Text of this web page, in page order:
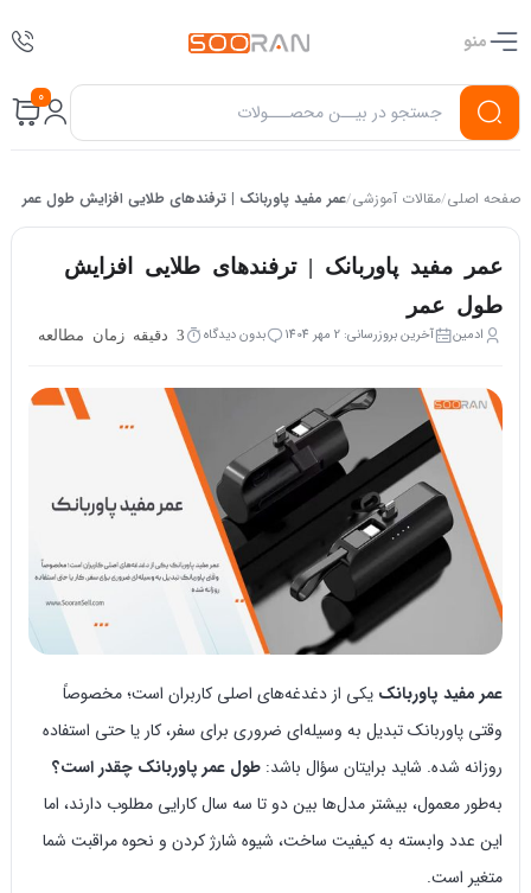
منو
0
صفحه اصلی/مقالات آموزشی/عمر مفید پاوربانک | ترفندهای طلایی افزایش طول عمر
عمر مفید پاوربانک | ترفندهای طلایی افزایش
طول عمر
ادمین آخرین بروزرسانی: 2 مهر 1404 بدون دیدگاه 3 دقیقه زمان مطالعه
عمر مفید پاوربانک یکی از دغدغه‌های اصلی کاربران است؛ مخصوصاً
وقتی پاوربانک تبدیل به وسیله‌ای ضروری برای سفر، کار یا حتی استفاده
روزانه شده. شاید برایتان سؤال باشد: طول عمر پاوربانک چقدر است؟
به‌طور معمول، بیشتر مدل‌ها بین دو تا سه سال کارایی مطلوب دارند، اما
این عدد وابسته به کیفیت ساخت، شیوه شارژ کردن و نحوه مراقبت شما
متغیر است.